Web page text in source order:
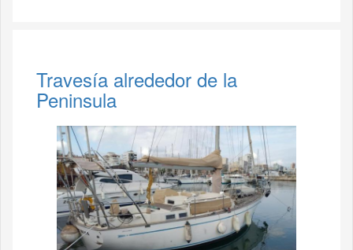
Travesía alrededor de la
Peninsula